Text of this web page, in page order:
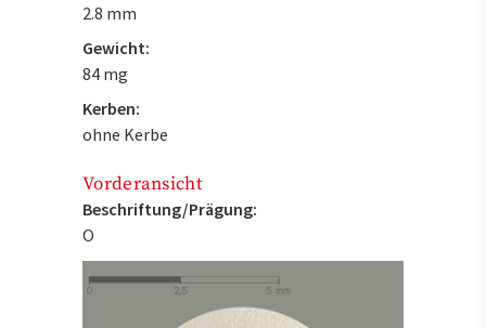
2.8 mm
Gewicht:
84 mg
Kerben:
ohne Kerbe
Vorderansicht
Beschriftung/Prägung:
O